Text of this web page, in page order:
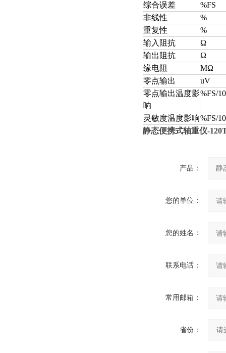
综合误差
%FS
非线性
%
重复性
%
输入阻抗
Ω
输出阻抗
Ω
缘电阻
MΩ
零点输出
uV
零点输出温度影
响
%FS/
灵敏度温度影响%FS/
静态便携式轴重仪-
产品：
您的单位：
您的姓名：
联系电话：
常用邮箱：
省份：